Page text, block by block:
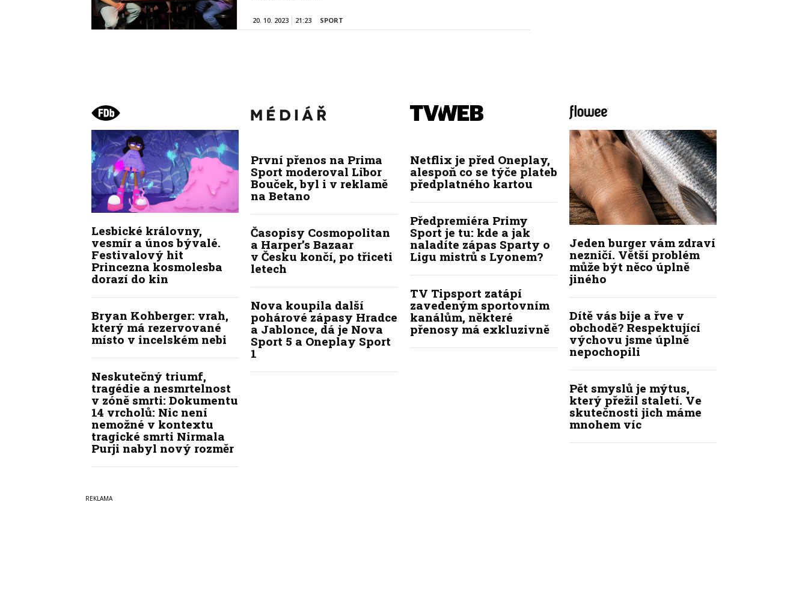
20. 10. 2023 21:23 SPORT
Lesbické královny,
vesmír a únos bývalé.
Festivalový hit
Princezna kosmolesba
dorazí do kin
Bryan Kohberger: vrah,
který má rezervované
místo v incelském nebi
Neskutečný triumf,
tragédie a nesmrtelnost
v zóně smrti: Dokumentu
14 vrcholů: Nic není
nemožné v kontextu
tragické smrti Nirmala
Purji nabyl nový rozměr
První přenos na Prima
Sport moderoval Libor
Bouček, byl i v reklamě
na Betano
Časopisy Cosmopolitan
a Harper’s Bazaar
v Česku končí, po třiceti
letech
Nova koupila další
pohárové zápasy Hradce
a Jablonce, dá je Nova
Sport 5 a Oneplay Sport
1
Netflix je před Oneplay,
alespoň co se týče plateb
předplatného kartou
Předpremiéra Primy
Sport je tu: kde a jak
naladíte zápas Sparty o
Ligu mistrů s Lyonem?
TV Tipsport zatápí
zavedeným sportovním
kanálům, některé
přenosy má exkluzivně
Jeden burger vám zdraví
nezničí. Větší problém
může být něco úplně
jiného
Dítě vás bije a řve v
obchodě? Respektující
výchovu jsme úplně
nepochopili
Pět smyslů je mýtus,
který přežil staletí. Ve
skutečnosti jich máme
mnohem víc